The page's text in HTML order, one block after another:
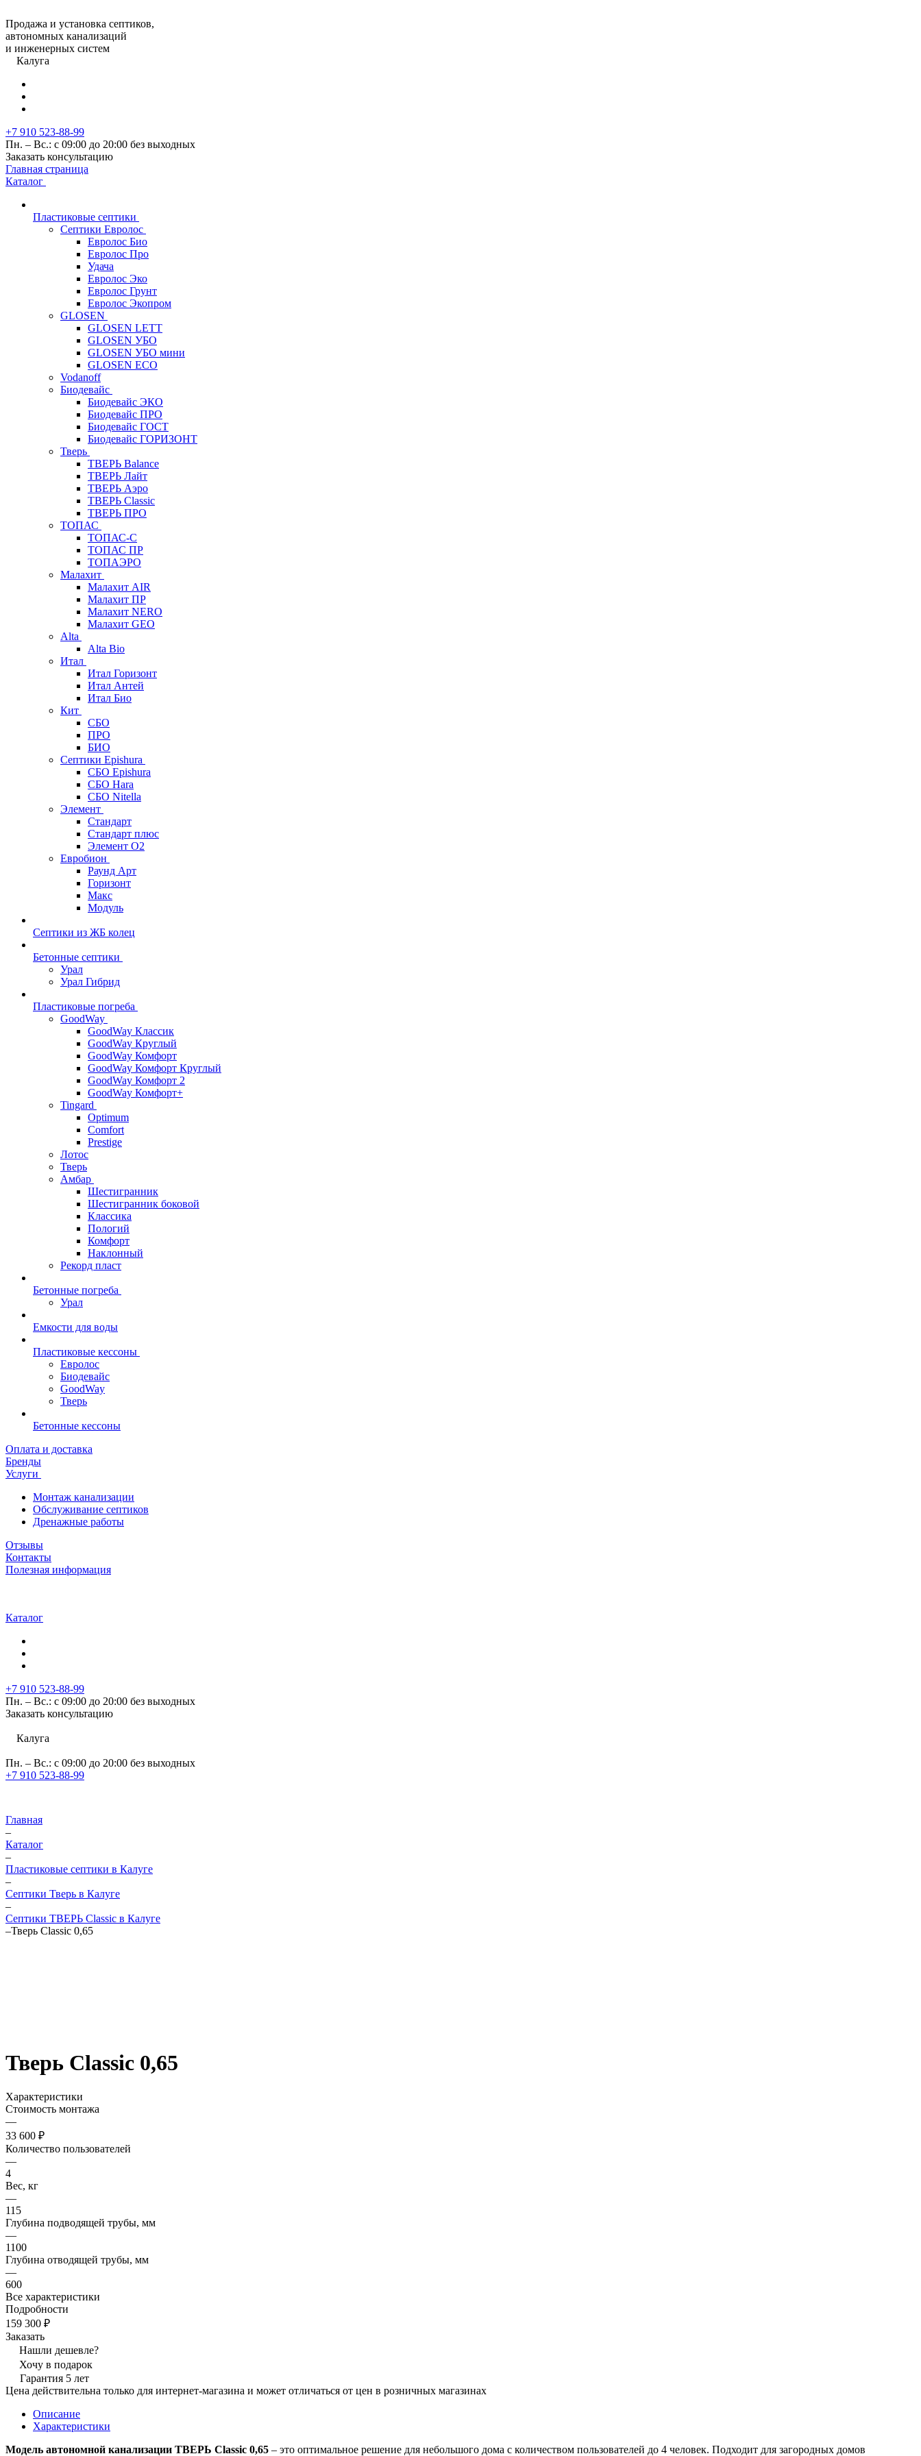
Продажа и установка септиков,
автономных канализаций
и инженерных систем
Калуга
+7 910 523-88-99
Пн. – Вс.: с 09:00 до 20:00 без выходных
Заказать консультацию
Главная страница
Каталог
Пластиковые септики
Септики Евролос
Евролос Био
Евролос Про
Удача
Евролос Эко
Евролос Грунт
Евролос Экопром
GLOSEN
GLOSEN LETT
GLOSEN УБО
GLOSEN УБО мини
GLOSEN ECO
Vodanoff
Биодевайс
Биодевайс ЭКО
Биодевайс ПРО
Биодевайс ГОСТ
Биодевайс ГОРИЗОНТ
Тверь
ТВЕРЬ Balance
ТВЕРЬ Лайт
ТВЕРЬ Аэро
ТВЕРЬ Classic
ТВЕРЬ ПРО
ТОПАС
ТОПАС-С
ТОПАС ПР
ТОПАЭРО
Малахит
Малахит AIR
Малахит ПР
Малахит NERO
Малахит GEO
Alta
Alta Bio
Итал
Итал Горизонт
Итал Антей
Итал Био
Кит
СБО
ПРО
БИО
Септики Epishura
СБО Epishura
СБО Hara
СБО Nitella
Элемент
Стандарт
Стандарт плюс
Элемент О2
Евробион
Раунд Арт
Горизонт
Макс
Модуль
Септики из ЖБ колец
Бетонные септики
Урал
Урал Гибрид
Пластиковые погреба
GoodWay
GoodWay Классик
GoodWay Круглый
GoodWay Комфорт
GoodWay Комфорт Круглый
GoodWay Комфорт 2
GoodWay Комфорт+
Tingard
Optimum
Comfort
Prestige
Лотос
Тверь
Амбар
Шестигранник
Шестигранник боковой
Классика
Пологий
Комфорт
Наклонный
Рекорд пласт
Бетонные погреба
Урал
Емкости для воды
Пластиковые кессоны
Евролос
Биодевайс
GoodWay
Тверь
Бетонные кессоны
Оплата и доставка
Бренды
Услуги
Монтаж канализации
Обслуживание септиков
Дренажные работы
Отзывы
Контакты
Полезная информация
Каталог
+7 910 523-88-99
Пн. – Вс.: с 09:00 до 20:00 без выходных
Заказать консультацию
Калуга
Пн. – Вс.: с 09:00 до 20:00 без выходных
+7 910 523-88-99
Главная
–
Каталог
–
Пластиковые септики в Калуге
–
Септики Тверь в Калуге
–
Септики ТВЕРЬ Classic в Калуге
–Тверь Classic 0,65
Тверь Classic 0,65
Характеристики
Стоимость монтажа
—
33 600 ₽
Количество пользователей
—
4
Вес, кг
—
115
Глубина подводящей трубы, мм
—
1100
Глубина отводящей трубы, мм
—
600
Все характеристики
Подробности
159 300 ₽
Заказать
Нашли дешевле?
Хочу в подарок
Гарантия 5 лет
Цена действительна только для интернет-магазина и может отличаться от цен в розничных магазинах
Описание
Характеристики
Модель автономной канализации ТВЕРЬ Classic 0,65 – это оптимальное решение для небольшого дома с количеством пользователей до 4 человек. Подходит для загородных домов